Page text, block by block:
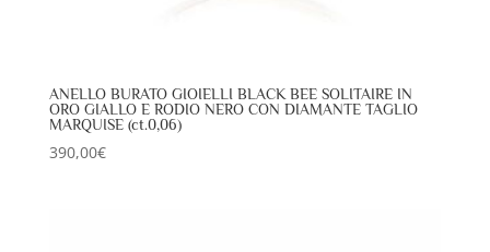
ANELLO BURATO GIOIELLI BLACK BEE SOLITAIRE IN
ORO GIALLO E RODIO NERO CON DIAMANTE TAGLIO
MARQUISE (ct.0,06)
390,00€